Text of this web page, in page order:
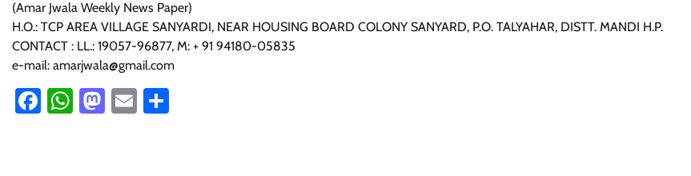
(Amar Jwala Weekly News Paper)
H.O.: TCP AREA VILLAGE SANYARDI, NEAR HOUSING BOARD COLONY SANYARD, P.O. TALYAHAR, DISTT. MANDI H.P.
CONTACT : LL.: 19057-96877, M: + 91 94180-05835
e-mail: amarjwala@gmail.com
Facebook
WhatsApp
Mastodon
Email